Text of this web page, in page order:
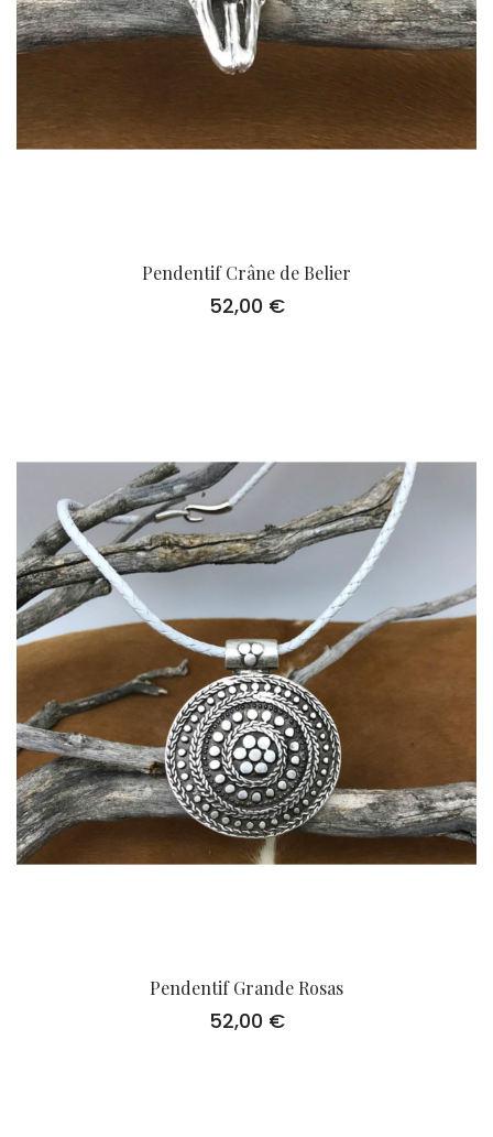
Pendentif Crâne de Belier
52,00 €
Pendentif Grande Rosas
52,00 €